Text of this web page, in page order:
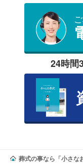
24時間
葬式の事なら「小さな